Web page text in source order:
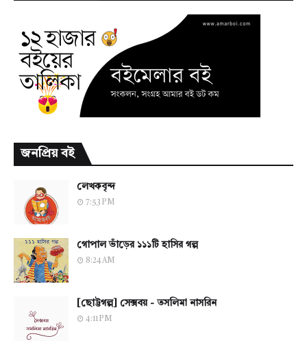
জনপ্রিয় বই
লেখকবৃন্দ
7:53 PM
গোপাল ভাঁড়ের ১১১টি হাসির গল্প
8:24 AM
[ছোট্টগল্প] সেক্সবয় - তসলিমা নাসরিন
4:11 PM